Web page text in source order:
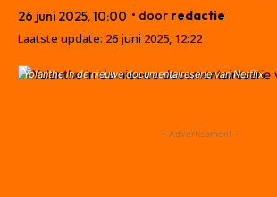
26 juni 2025, 10:00 • door redactie
Laatste update: 26 juni 2025, 12:22
Yolanthe in de nieuwe documentaireserie van Netflix
- Advertisement -